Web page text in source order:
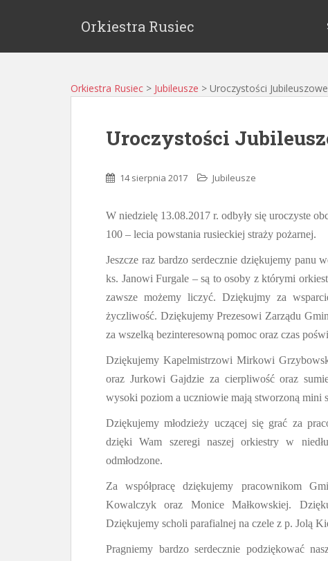
Orkiestra Rusiec
Orkiestra Rusiec > Jubileusze > Uroczystości
Uroczystości
14 sierpnia 2017 Jubileusze
W niedzielę 13.08.2017 r. odbyły się uroczyste
100 – lecia powstania rusieckiej straży pożarnej.
Jeszcze raz bardzo serdecznie dziękujemy
ks. Janowi Furgale – są to osoby z którymi
zawsze możemy liczyć. Dziękujmy za
życzliwość. Dziękujemy Prezesowi Zarządu
za wszelką bezinteresowną pomoc oraz czas
Dziękujemy Kapelmistrzowi Mirkowi
oraz Jurkowi Gajdzie za cierpliwość oraz
wysoki poziom a uczniowie mają stworzoną mini
Dziękujemy młodzieży uczącej się grać za
dzięki Wam szeregi naszej orkiestry w
odmłodzone.
Za współpracę dziękujemy pracownikom
Kowalczyk oraz Monice Małkowskiej.
Dziękujemy scholi parafialnej na czele z p. Jolą
Pragniemy bardzo serdecznie podziękować